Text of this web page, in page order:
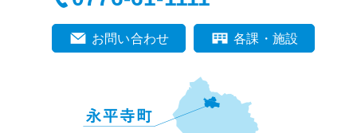
お問い合わせ 各課・施設